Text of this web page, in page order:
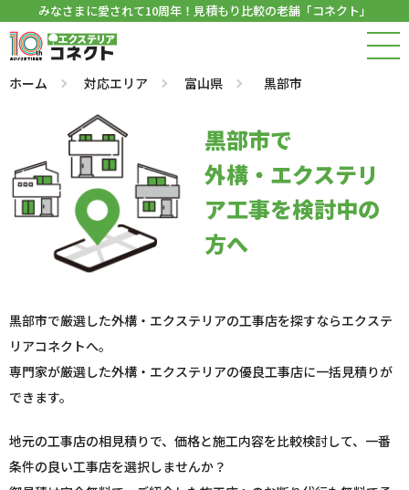
みなさまに愛されて10周年！見積もり比較の老舗「コネクト」
ホーム 対応エリア 富山県 黒部市
黒部市で
外構・エクステリ
ア工事を検討中の
方へ
黒部市で厳選した外構・エクステリアの工事店を探すならエクステ
リアコネクトへ。
専門家が厳選した外構・エクステリアの優良工事店に一括見積りが
できます。
地元の工事店の相見積りで、価格と施工内容を比較検討して、一番
条件の良い工事店を選択しませんか？